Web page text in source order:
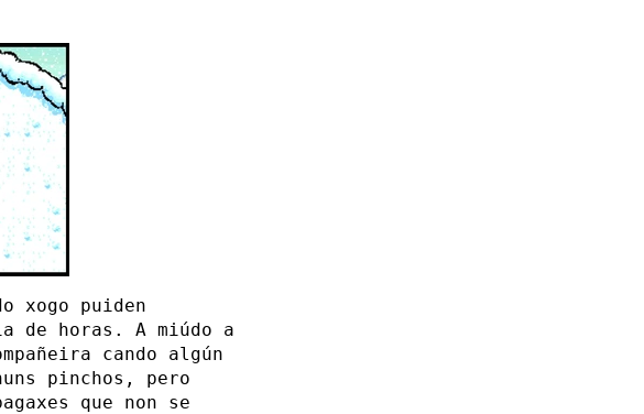
xogo puiden
de horas. A miúdo a
cando algún
pinchos, pero
que non se